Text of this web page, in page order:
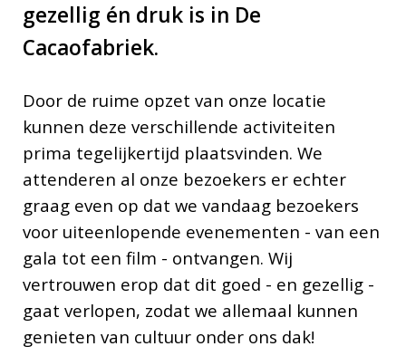
gezellig én druk is in De
Cacaofabriek.
Door de ruime opzet van onze locatie
kunnen deze verschillende activiteiten
prima tegelijkertijd plaatsvinden. We
attenderen al onze bezoekers er echter
graag even op dat we vandaag bezoekers
voor uiteenlopende evenementen - van een
gala tot een film - ontvangen. Wij
vertrouwen erop dat dit goed - en gezellig -
gaat verlopen, zodat we allemaal kunnen
genieten van cultuur onder ons dak!